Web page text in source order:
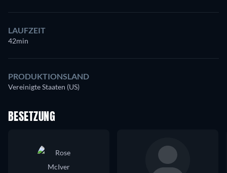
LAUFZEIT
42min
PRODUKTIONSLAND
Vereinigte Staaten (US)
BESETZUNG